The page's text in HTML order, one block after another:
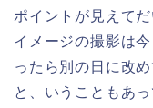
ポイントが見えて
イメージの撮影は
ったら別の日に改
と、いうこともあ